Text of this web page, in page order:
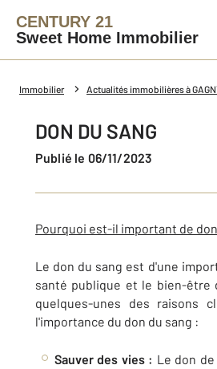
CENTURY 21
Sweet Home Immobilier
Immobilier Actualités immobilières à
DON DU SANG
Publié le 06/11/2023
Pourquoi est-il important de
Le don du sang est d'une
santé publique et le bien-être
quelques-unes des raisons
l'importance du don du sang :
Sauver des vies : Le don